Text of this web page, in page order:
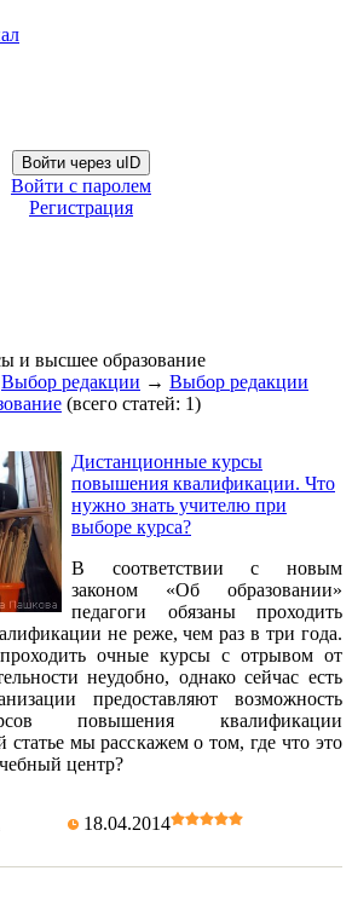
Войти через uID
Войти с паролем
Регистрация
и высшее образование
Выбор редакции → Выбор редакции
(всего статей: 1)
Дистанционные курсы
повышения квалификации. Что
нужно знать учителю при
выборе курса?
В соответствии с новым
законом «Об образовании»
педагоги обязаны проходить
не реже, чем раз в три года.
очные курсы с отрывом от
неудобно, однако сейчас есть
предоставляют возможность
повышения квалификации
статье мы расскажем о том, где что это
центр?
18.04.2014